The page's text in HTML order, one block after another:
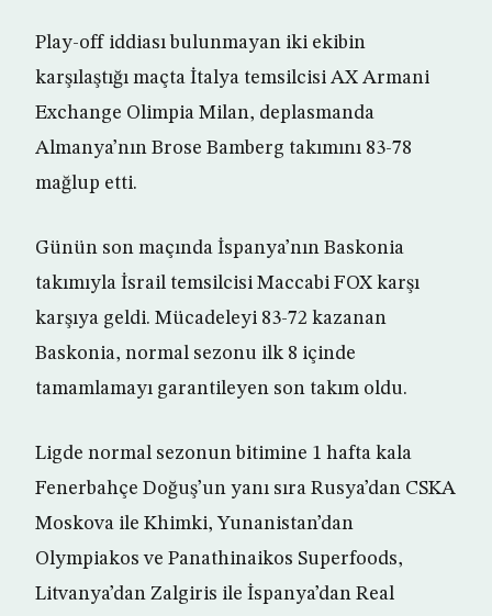
Play-off iddiası bulunmayan iki ekibin
karşılaştığı maçta İtalya temsilcisi AX Armani
Exchange Olimpia Milan, deplasmanda
Almanya’nın Brose Bamberg takımını 83-78
mağlup etti.
Günün son maçında İspanya’nın Baskonia
takımıyla İsrail temsilcisi Maccabi FOX karşı
karşıya geldi. Mücadeleyi 83-72 kazanan
Baskonia, normal sezonu ilk 8 içinde
tamamlamayı garantileyen son takım oldu.
Ligde normal sezonun bitimine 1 hafta kala
Fenerbahçe Doğuş’un yanı sıra Rusya’dan CSKA
Moskova ile Khimki, Yunanistan’dan
Olympiakos ve Panathinaikos Superfoods,
Litvanya’dan Zalgiris ile İspanya’dan Real